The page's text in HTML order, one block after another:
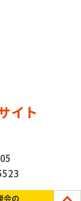
会の
イト